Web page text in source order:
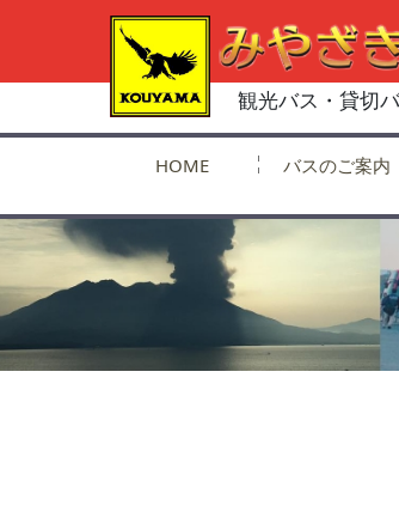
観光バス・貸切
HOME バスのご案内